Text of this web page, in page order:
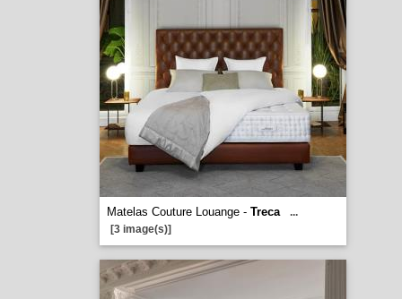
Matelas Couture Louange - Treca
...
[3 image(s)]